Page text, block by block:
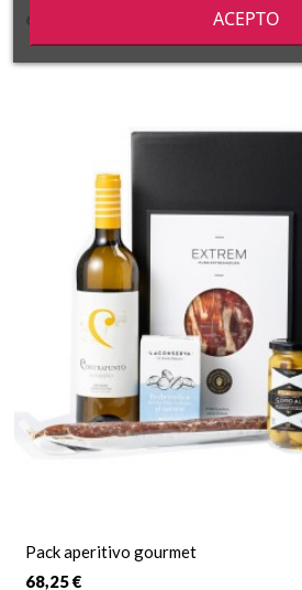
63,26 €
Pack aperitivo gourmet
68,25 €
ACEPTO